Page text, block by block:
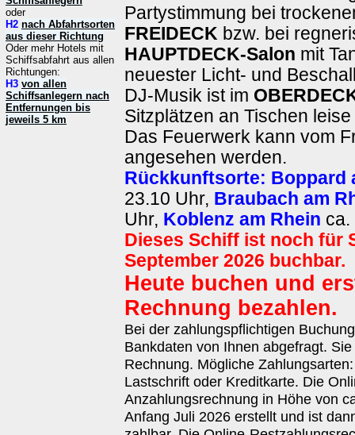
oder
H2 nach Abfahrtsorten
aus dieser Richtung
Oder mehr Hotels mit
Schiffsabfahrt aus allen
Richtungen:
H3 von allen
Schiffsanlegern nach
Entfernungen bis
jeweils 5 km
Partystimmung bei
FREIDECK bzw. bei
HAUPTDECK-Salon mit
neuester Licht- und
DJ-Musik ist im
Sitzplätzen an Tischen
Das Feuerwerk kann vom
angesehen werden.
Rückkunftsorte: Boppard
23.10 Uhr, Braubach am
Uhr, Koblenz am Rhein ca.
Dieses Schiff ist noch für
September 2026 buchbar.
Heute buchen und
Rechnung bezahlen.
Bei der zahlungspflichtigen
Bankdaten von Ihnen abgefragt.
Rechnung. Mögliche
Lastschrift oder Kreditkarte. Die
Anzahlungsrechnung in Höhe von
Anfang Juli 2026 erstellt und ist